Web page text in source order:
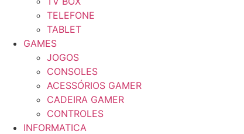
TELEFONE
TABLET
GAMES
JOGOS
CONSOLES
ACESSÓRIOS GAMER
CADEIRA GAMER
CONTROLES
INFORMATICA